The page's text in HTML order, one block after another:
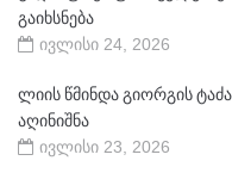
გაიხსნება
ივლისი 24, 2026
ლიის წმინდა გიორგის
აღინიშნა
ივლისი 23, 2026